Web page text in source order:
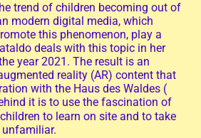
trend of children becoming out of
modern digital media, which
this phenomenon, play a
deals with this topic in her
year 2021. The result is an
reality (AR) content that
with the Haus des Waldes (
it is to use the fascination of
to learn on site and to take